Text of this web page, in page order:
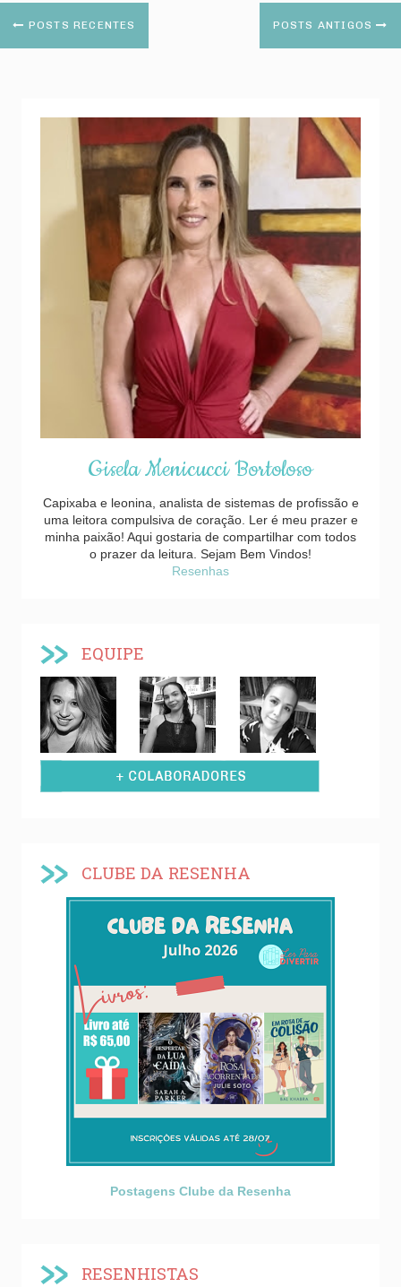
POSTS RECENTES POSTS ANTIGOS
Gisela Menicucci Bortoloso
Capixaba e leonina, analista de sistemas de profissão e
uma leitora compulsiva de coração. Ler é meu prazer e
minha paixão! Aqui gostaria de compartilhar com todos
o prazer da leitura. Sejam Bem Vindos!
Resenhas
EQUIPE
CLUBE DA RESENHA
Postagens Clube da Resenha
RESENHISTAS